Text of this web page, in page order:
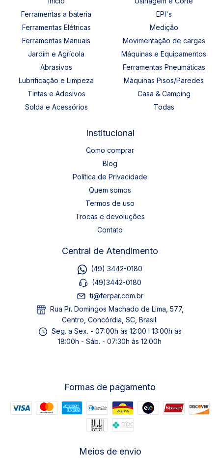
Ferramentas a bateria
Ferramentas Elétricas
Ferramentas Manuais
Jardim e Agrícola
Abrasivos
Lubrificação e Limpeza
Tintas e Adesivos
Solda e Acessórios
EPI's
Medição
Movimentação de cargas
Máquinas e Equipamentos
Ferramentas Pneumáticas
Máquinas Pisos/Paredes
Casa & Camping
Todas
Institucional
Como comprar
Blog
Política de Privacidade
Quem somos
Termos de uso
Trocas e devoluções
Contato
Central de Atendimento
(49) 3442-0180
(49)3442-0180
ti@ferpar.com.br
Rua Pr. Domingos Machado de Lima, 577,
Centro, Concórdia, SC, Brasil.
Seg. a Sex. - 07:00h às 12:00 I 13:00h às
18:00h - Sáb. - 07:30h às 12:00h
Formas de pagamento
Meios de envio